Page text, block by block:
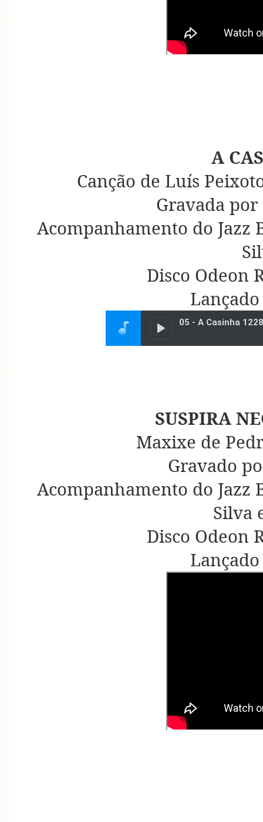
A
Canção de Luís
Gravada
Acompanhamento do Jazz
Disco Odeon
SUSPIRA
Maxixe de
Gravado
Acompanhamento do Jazz
Silva
Disco Odeon